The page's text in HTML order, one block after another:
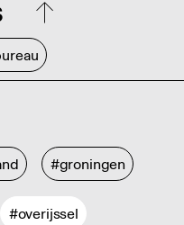
#groningen
#overijssel